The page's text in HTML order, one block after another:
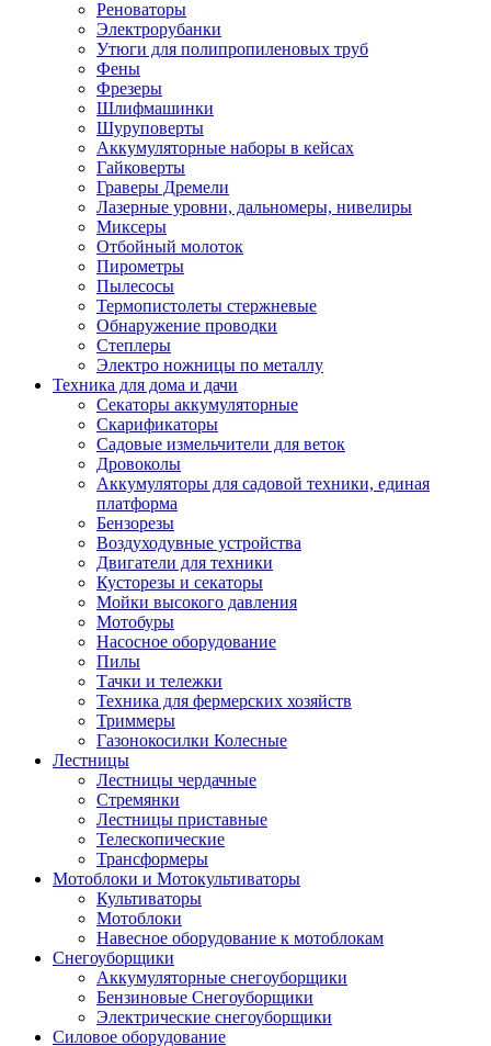
Реноваторы
Электрорубанки
Утюги для полипропиленовых труб
Фены
Фрезеры
Шлифмашинки
Шуруповерты
Аккумуляторные наборы в кейсах
Гайковерты
Граверы Дремели
Лазерные уровни, дальномеры, нивелиры
Миксеры
Отбойный молоток
Пирометры
Пылесосы
Термопистолеты стержневые
Обнаружение проводки
Степлеры
Электро ножницы по металлу
Техника для дома и дачи
Секаторы аккумуляторные
Скарификаторы
Садовые измельчители для веток
Дровоколы
Аккумуляторы для садовой техники, единая
платформа
Бензорезы
Воздуходувные устройства
Двигатели для техники
Кусторезы и секаторы
Мойки высокого давления
Мотобуры
Насосное оборудование
Пилы
Тачки и тележки
Техника для фермерских хозяйств
Триммеры
Газонокосилки Колесные
Лестницы
Лестницы чердачные
Стремянки
Лестницы приставные
Телескопические
Трансформеры
Мотоблоки и Мотокультиваторы
Культиваторы
Мотоблоки
Навесное оборудование к мотоблокам
Снегоуборщики
Аккумуляторные снегоуборщики
Бензиновые Снегоуборщики
Электрические снегоуборщики
Силовое оборудование